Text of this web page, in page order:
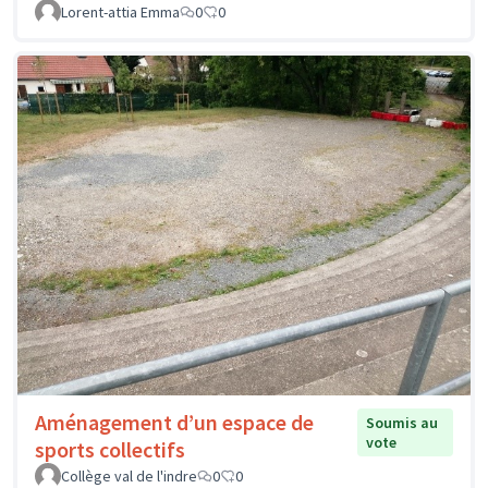
Lorent-attia Emma
0 0
Aménagement d’un espace de
sports collectifs
Soumis au
vote
Collège val de l'indre
0 0